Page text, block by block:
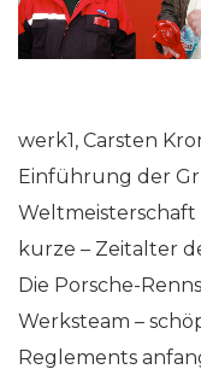
werk1, Carsten
Einführung der
Weltmeisterschaft
kurze – Zeitalter
Die Porsche-
Werksteam –
Reglements